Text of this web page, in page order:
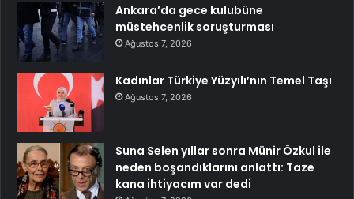
Ankara’da gece kulubüne
müstehcenlik soruşturması
Ağustos 7, 2026
Kadınlar Türkiye Yüzyılı’nın Temel Taşı
Ağustos 7, 2026
Suna Selen yıllar sonra Münir Özkul ile
neden boşandıklarını anlattı: Taze
kana ihtiyacım var dedi